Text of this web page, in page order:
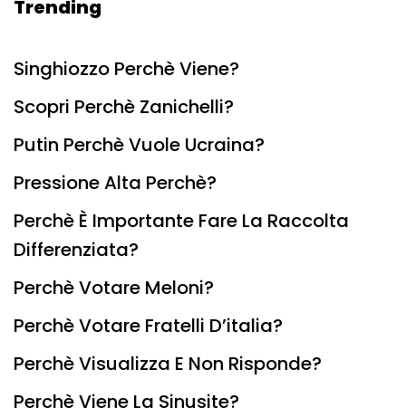
Trending
Singhiozzo Perchè Viene?
Scopri Perchè Zanichelli?
Putin Perchè Vuole Ucraina?
Pressione Alta Perchè?
Perchè È Importante Fare La Raccolta
Differenziata?
Perchè Votare Meloni?
Perchè Votare Fratelli D’italia?
Perchè Visualizza E Non Risponde?
Perchè Viene La Sinusite?